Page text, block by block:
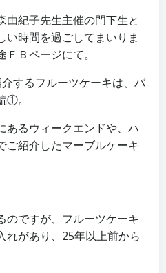
紀子先生主催の門下生と
時間を過ごしてまいりま
Ｂページにて。
するフルーツケーキは、バ
①。
あるウィークエンドや、ハ
ご紹介したマーブルケーキ
のですが、フルーツケーキ
れがあり、25年以上前から